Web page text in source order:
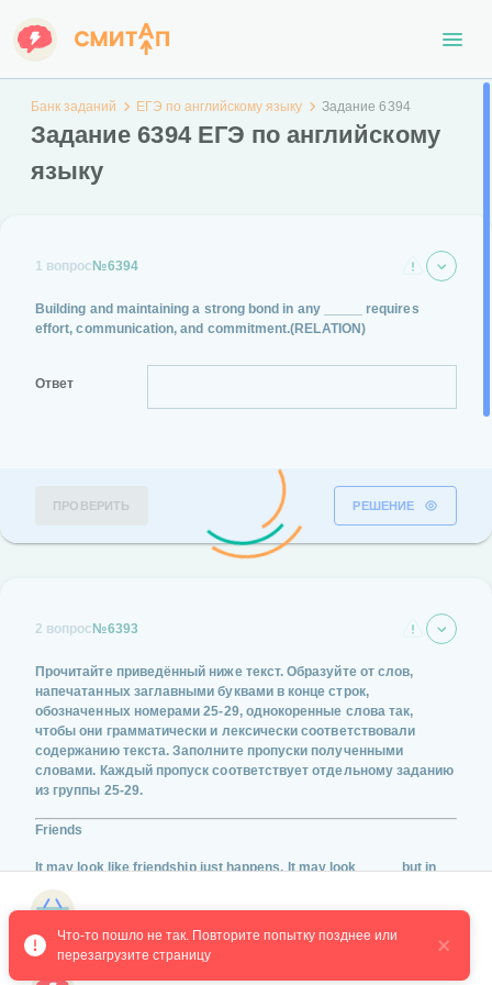
Банк заданий ЕГЭ по английскому языку Задание 6394
Задание 6394 ЕГЭ по английскому
языку
1 вопрос №6394
Building and maintaining a strong bond in any
requires
effort, communication, and commitment.(RELATION)
Ответ
ПРОВЕРИТЬ РЕШЕНИЕ
2 вопрос №6393
Прочитайте приведённый ниже текст. Образуйте от слов,
напечатанных заглавными буквами в конце строк,
обозначенных номерами 25-29, однокоренные слова так,
чтобы они грамматически и лексически соответствовали
содержанию текста. Заполните пропуски полученными
словами. Каждый пропуск соответствует отдельному заданию
из группы 25-29.
Friends
It may look like friendship just happens. It may look_____but in
fact it requires a lot of effort from both friends.
Что-то пошло не так. Повторите попытку позднее или
перезагрузите страницу